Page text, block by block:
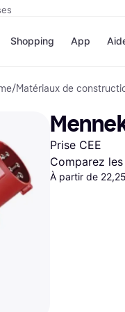
Options de
paiement
Payer maintenant
Paiement en 3 fois
Paiement à 30 jours
Klarna sur Apple Pay
Shopping
Magasins
Airbnb
Temu
JD Sports
App
/Matériaux de
Prise CEE
Comparez
À partir de